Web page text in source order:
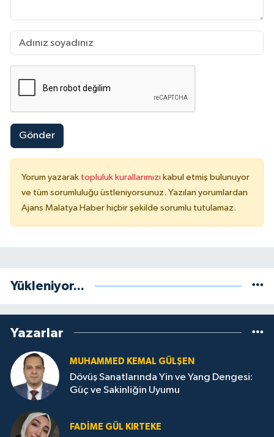
Gönder
Yorum yazarak topluluk kurallarımızı kabul etmiş bulunuyor
ve tüm sorumluluğu üstleniyorsunuz. Yazılan yorumlardan
Ajans Malatya Haber hiçbir şekilde sorumlu tutulamaz.
Yükleniyor...
Yazarlar
MUHAMMED KEMAL GÜLŞEN
Dövüş Sanatlarında Yin ve Yang Dengesi:
Güç ve Sakinliğin Uyumu
FADIME GÜL KIRTEKE